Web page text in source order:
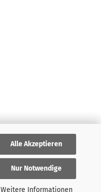
Alle Akzeptieren
Nur Notwendige
Weitere Informationen